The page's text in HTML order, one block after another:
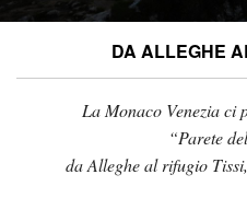
DA ALLEGHE
La Monaco Venezia ci
“Parete
da Alleghe al rifugio